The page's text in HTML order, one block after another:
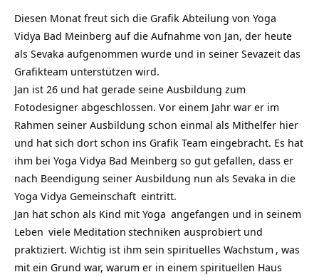
Diesen Monat freut sich die Grafik Abteilung von Yoga
Vidya Bad Meinberg auf die Aufnahme von Jan, der heute
als Sevaka aufgenommen wurde und in seiner Sevazeit das
Grafikteam unterstützen wird.
Jan ist 26 und hat gerade seine Ausbildung zum
Fotodesigner abgeschlossen. Vor einem Jahr war er im
Rahmen seiner Ausbildung schon einmal als Mithelfer hier
und hat sich dort schon ins Grafik Team eingebracht. Es hat
ihm bei Yoga Vidya Bad Meinberg so gut gefallen, dass er
nach Beendigung seiner Ausbildung nun als Sevaka in die
Yoga Vidya Gemeinschaft eintritt.
Jan hat schon als Kind mit Yoga angefangen und in seinem
Leben viele Meditation stechniken ausprobiert und
praktiziert. Wichtig ist ihm sein spirituelles Wachstum , was
mit ein Grund war, warum er in einem spirituellen Haus